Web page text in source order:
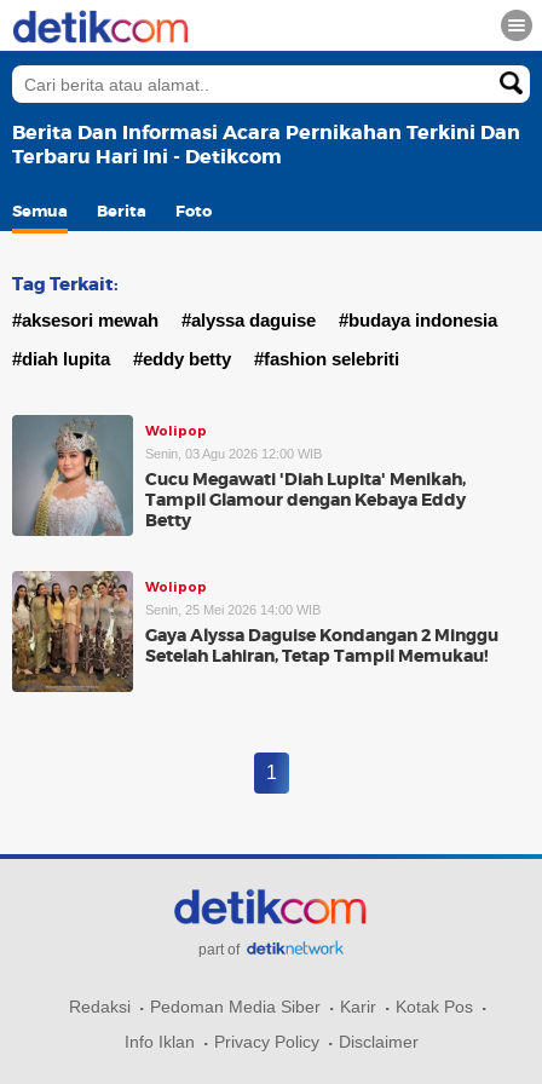
Berita Dan Informasi Acara Pernikahan Terkini Dan
Terbaru Hari Ini - Detikcom
Semua Berita Foto
Tag Terkait:
#aksesori mewah #alyssa daguise
#budaya indonesia
#diah lupita
#eddy betty #fashion selebriti
Wolipop
Senin, 03 Agu 2026 12:00 WIB
Cucu Megawati 'Diah Lupita' Menikah,
Tampil Glamour dengan Kebaya Eddy
Betty
Wolipop
Senin, 25 Mei 2026 14:00 WIB
Gaya Alyssa Daguise Kondangan 2 Minggu
Setelah Lahiran, Tetap Tampil Memukau!
1
part of
Redaksi Pedoman Media Siber Karir
Kotak Pos
Info Iklan
Privacy Policy Disclaimer